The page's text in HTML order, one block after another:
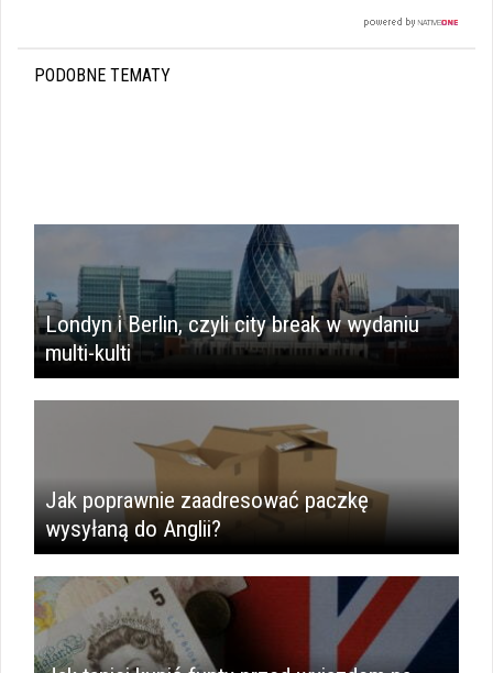
PODOBNE TEMATY
Londyn i Berlin, czyli city break w wydaniu
multi-kulti
Jak poprawnie zaadresować paczkę
wysyłaną do Anglii?